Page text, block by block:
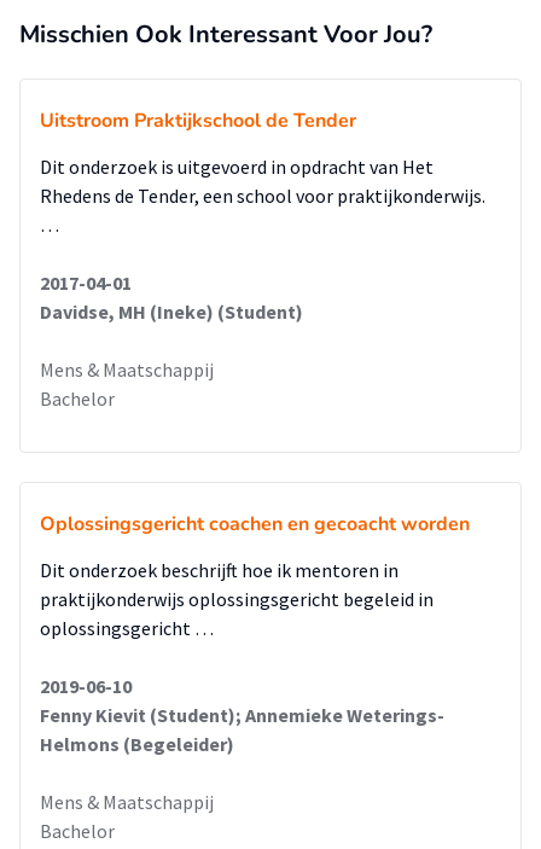
Misschien Ook Interessant Voor Jou?
Uitstroom Praktijkschool de Tender
Dit onderzoek is uitgevoerd in opdracht van Het
Rhedens de Tender, een school voor praktijkonderwijs.
…
2017-04-01
Davidse, MH (Ineke) (Student)
Mens & Maatschappij
Bachelor
Oplossingsgericht coachen en gecoacht worden
Dit onderzoek beschrijft hoe ik mentoren in
praktijkonderwijs oplossingsgericht begeleid in
oplossingsgericht …
2019-06-10
Fenny Kievit (Student); Annemieke Weterings-
Helmons (Begeleider)
Mens & Maatschappij
Bachelor